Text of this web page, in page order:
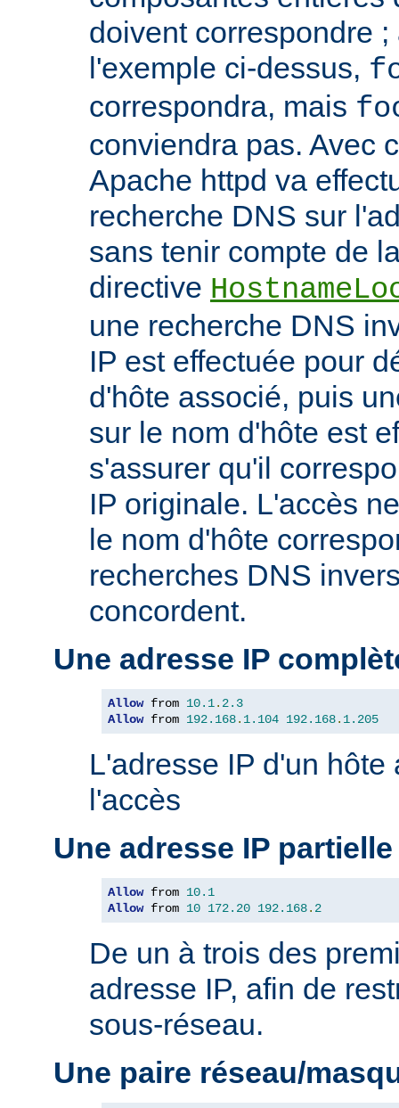
doivent correspondre
l'exemple ci-dessus,
correspondra, mais
conviendra pas. Avec
Apache httpd va
recherche DNS sur
sans tenir compte de
directive
une recherche DNS
IP est effectuée pour
d'hôte associé, puis
sur le nom d'hôte est
s'assurer qu'il
IP originale. L'accès
le nom d'hôte
recherches DNS
concordent.
Une adresse IP
Allow from 10.1. 2.3
Allow from 192.168. 1.104 192.168. 1.205
L'adresse IP d'un
l'accès
Une adresse IP partielle
Allow from 10.1
Allow from 10 172.20 192.168. 2
De un à trois des
adresse IP, afin de
sous-réseau.
Une paire réseau/